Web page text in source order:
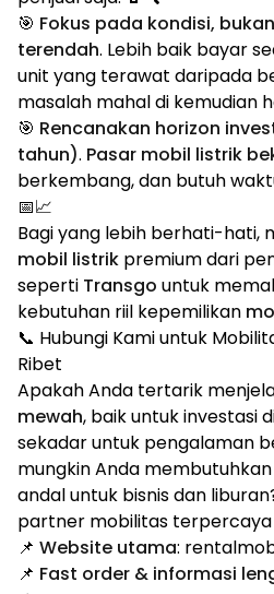
🎯 Fokus pada kondisi,
terendah. Lebih baik bayar
unit yang terawat daripada
masalah mahal di kemudian
🎯 Rencanakan horizon
tahun). Pasar mobil listrik
berkembang, dan butuh
📅📈
Bagi yang lebih berhati-hati,
mobil listrik premium dari
seperti Transgo untuk
kebutuhan riil kepemilikan
📞 Hubungi Kami untuk
Ribet
Apakah Anda tertarik
mewah, baik untuk investasi
sekadar untuk pengalaman
mungkin Anda
andal untuk bisnis dan
partner mobilitas terpercaya
📌 Website utama:
📌 Fast order & informasi